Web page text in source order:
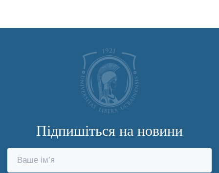
Підпишіться на новини